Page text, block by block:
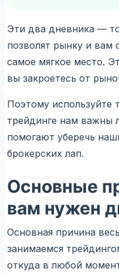
Эти два дневника —
позволят рынку и вам
самое мягкое место.
вы закроетесь от
Поэтому используйте
трейдинге нам важны
помогают уберечь
брокерских лап.
Основные
вам нужен
Основная причина
занимаемся
откуда в любой